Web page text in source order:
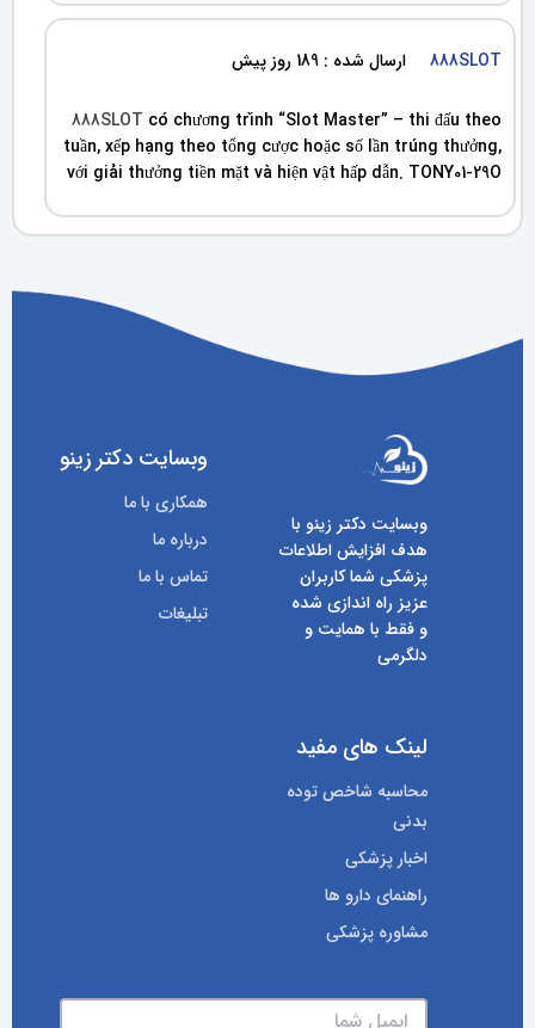
888SLOT ارسال شده : 189 روز پیش
888SLOT có chương trình “Slot Master” – thi đấu theo
tuần, xếp hạng theo tổng cược hoặc số lần trúng thưởng,
với giải thưởng tiền mặt và hiện vật hấp dẫn. TONY01-29O
وبسایت دکتر زینو با
هدف افزایش اطلاعات
پزشکی شما کاربران
عزیز راه اندازی شده
و فقط با همایت و
دلگرمی
وبسایت دکتر زینو
همکاری با ما
درباره ما
تماس با ما
تبلیغات
لینک های مفید
محاسبه شاخص توده
بدنی
اخبار پزشکی
راهنمای دارو ها
مشاوره پزشکی